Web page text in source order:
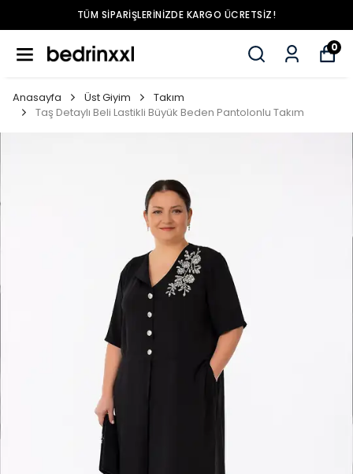
TÜM SIPARIŞLERINIZDE KARGO ÜCRETSIZ!
0
Anasayfa Üst Giyim
Takım
Taş Detaylı Beli Lastikli Büyük Beden Pantolonlu Takım